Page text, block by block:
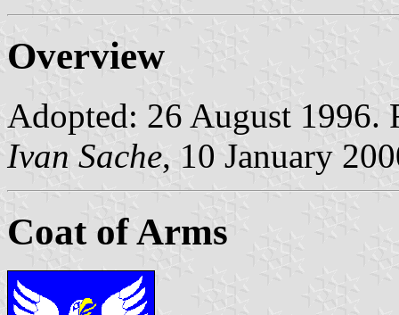
Overview
Adopted: 26 August
Ivan Sache, 10 January
Coat of Arms